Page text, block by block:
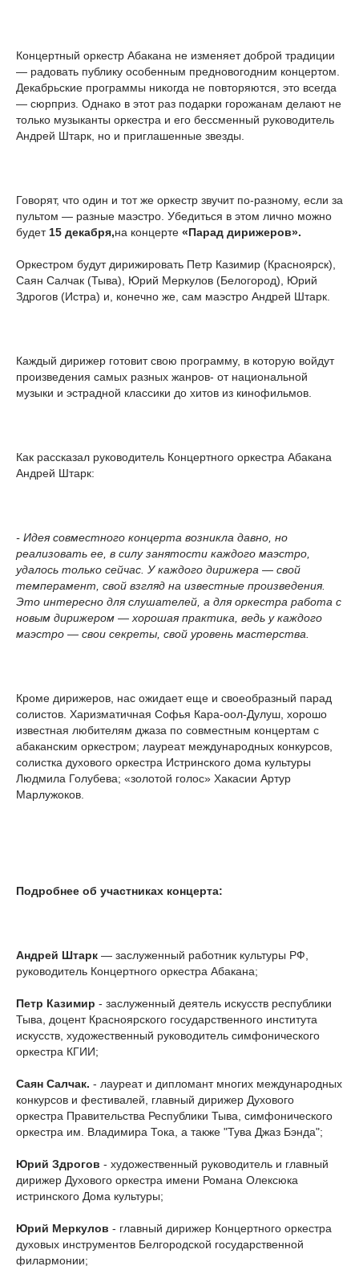
Концертный оркестр Абакана не изменяет доброй традиции
— радовать публику особенным предновогодним концертом.
Декабрьские программы никогда не повторяются, это всегда
— сюрприз. Однако в этот раз подарки горожанам делают не
только музыканты оркестра и его бессменный руководитель
Андрей Штарк, но и приглашенные звезды.
Говорят, что один и тот же оркестр звучит по-разному, если за
пультом — разные маэстро. Убедиться в этом лично можно
будет 15 декабря,на концерте «Парад дирижеров».
Оркестром будут дирижировать Петр Казимир (Красноярск),
Саян Салчак (Тыва), Юрий Меркулов (Белогород), Юрий
Здрогов (Истра) и, конечно же, сам маэстро Андрей Штарк.
Каждый дирижер готовит свою программу, в которую войдут
произведения самых разных жанров- от национальной
музыки и эстрадной классики до хитов из кинофильмов.
Как рассказал руководитель Концертного оркестра Абакана
Андрей Штарк:
- Идея совместного концерта возникла давно, но
реализовать ее, в силу занятости каждого маэстро,
удалось только сейчас. У каждого дирижера — свой
темперамент, свой взгляд на известные произведения.
Это интересно для слушателей, а для оркестра работа с
новым дирижером — хорошая практика, ведь у каждого
маэстро — свои секреты, свой уровень мастерства.
Кроме дирижеров, нас ожидает еще и своеобразный парад
солистов. Харизматичная Софья Кара-оол-Дулуш, хорошо
известная любителям джаза по совместным концертам с
абаканским оркестром; лауреат международных конкурсов,
солистка духового оркестра Истринского дома культуры
Людмила Голубева; «золотой голос» Хакасии Артур
Марлужоков.
Подробнее об участниках концерта:
Андрей Штарк — заслуженный работник культуры РФ,
руководитель Концертного оркестра Абакана;
Петр Казимир - заслуженный деятель искусств республики
Тыва, доцент Красноярского государственного института
искусств, художественный руководитель симфонического
оркестра КГИИ;
Саян Салчак. - лауреат и дипломант многих международных
конкурсов и фестивалей, главный дирижер Духового
оркестра Правительства Республики Тыва, симфонического
оркестра им. Владимира Тока, а также "Тува Джаз Бэнда";
Юрий Здрогов - художественный руководитель и главный
дирижер Духового оркестра имени Романа Олексюка
истринского Дома культуры;
Юрий Меркулов - главный дирижер Концертного оркестра
духовых инструментов Белгородской государственной
филармонии;